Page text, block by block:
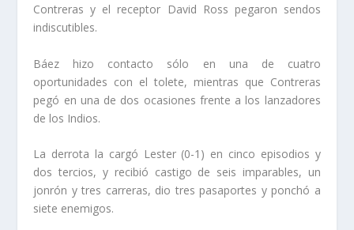
Contreras y el receptor David Ross pegaron sendos
indiscutibles.
Báez hizo contacto sólo en una de cuatro
oportunidades con el tolete, mientras que Contreras
pegó en una de dos ocasiones frente a los lanzadores
de los Indios.
La derrota la cargó Lester (0-1) en cinco episodios y
dos tercios, y recibió castigo de seis imparables, un
jonrón y tres carreras, dio tres pasaportes y ponchó a
siete enemigos.